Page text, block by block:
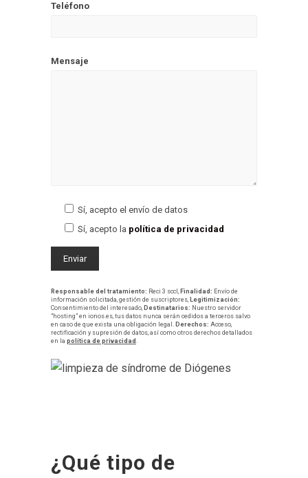
Teléfono
Mensaje
Sí, acepto el envío de datos
Sí, acepto la política de privacidad
Responsable del tratamiento: Reci 3 sccl, Finalidad: Envío de
información solicitada, gestión de suscriptores, Legitimización:
Consentimiento del interesado, Destinatarios: Nuestro servidor
"hosting" en ionos.es, tus datos nunca serán cedidos a terceros salvo
en caso de que exista una obligación legal. Derechos: Acceso,
rectificación y supresión de datos, así como otros derechos detallados
en la política de privacidad .
¿Qué tipo de